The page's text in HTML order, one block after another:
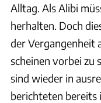
Alltag. Als Alibi
herhalten. Doch
der Vergangenheit
scheinen vorbei zu
sind wieder in
berichteten bereits